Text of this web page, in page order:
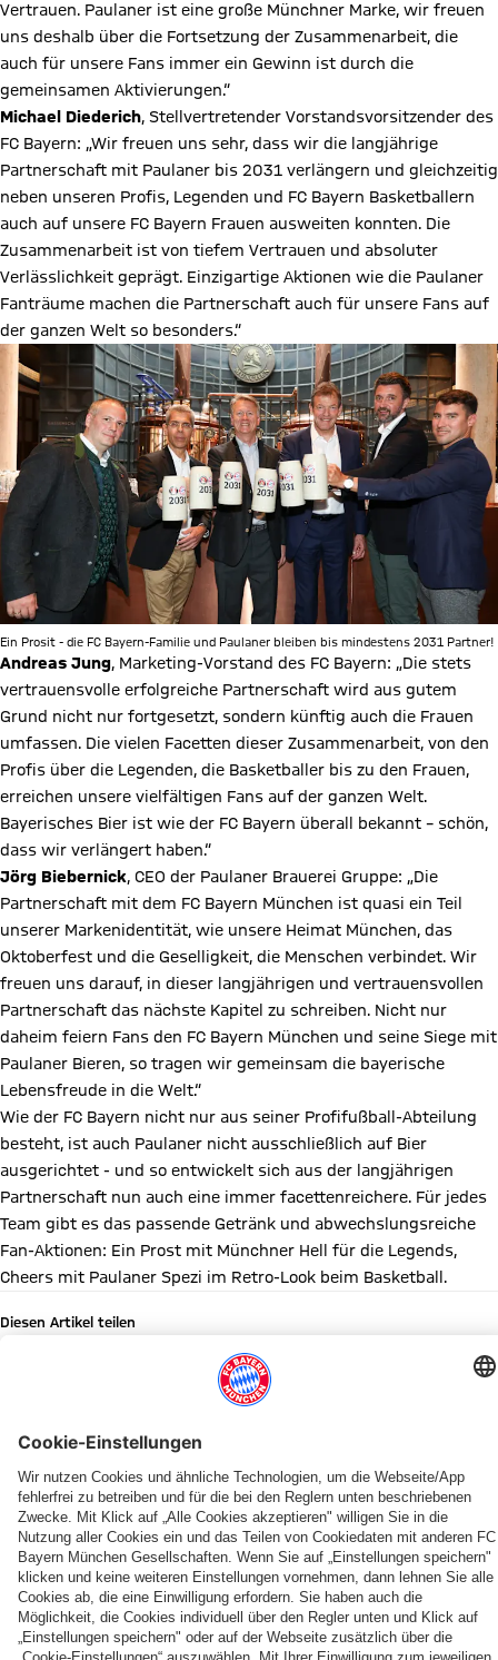
Vertrauen. Paulaner ist eine große Münchner Marke, wir freuen
uns deshalb über die Fortsetzung der Zusammenarbeit, die
auch für unsere Fans immer ein Gewinn ist durch die
gemeinsamen Aktivierungen.“
Michael Diederich, Stellvertretender Vorstandsvorsitzender des
FC Bayern: „Wir freuen uns sehr, dass wir die langjährige
Partnerschaft mit Paulaner bis 2031 verlängern und gleichzeitig
neben unseren Profis, Legenden und FC Bayern Basketballern
auch auf unsere FC Bayern Frauen ausweiten konnten. Die
Zusammenarbeit ist von tiefem Vertrauen und absoluter
Verlässlichkeit geprägt. Einzigartige Aktionen wie die Paulaner
Fanträume machen die Partnerschaft auch für unsere Fans auf
der ganzen Welt so besonders.“
Ein Prosit - die FC Bayern-Familie und Paulaner bleiben bis mindestens 2031 Partner!
Andreas Jung, Marketing-Vorstand des FC Bayern: „Die stets
vertrauensvolle erfolgreiche Partnerschaft wird aus gutem
Grund nicht nur fortgesetzt, sondern künftig auch die Frauen
umfassen. Die vielen Facetten dieser Zusammenarbeit, von den
Profis über die Legenden, die Basketballer bis zu den Frauen,
erreichen unsere vielfältigen Fans auf der ganzen Welt.
Bayerisches Bier ist wie der FC Bayern überall bekannt – schön,
dass wir verlängert haben.“
Jörg Biebernick, CEO der Paulaner Brauerei Gruppe: „Die
Partnerschaft mit dem FC Bayern München ist quasi ein Teil
unserer Markenidentität, wie unsere Heimat München, das
Oktoberfest und die Geselligkeit, die Menschen verbindet. Wir
freuen uns darauf, in dieser langjährigen und vertrauensvollen
Partnerschaft das nächste Kapitel zu schreiben. Nicht nur
daheim feiern Fans den FC Bayern München und seine Siege mit
Paulaner Bieren, so tragen wir gemeinsam die bayerische
Lebensfreude in die Welt.“
Wie der FC Bayern nicht nur aus seiner Profifußball-Abteilung
besteht, ist auch Paulaner nicht ausschließlich auf Bier
ausgerichtet - und so entwickelt sich aus der langjährigen
Partnerschaft nun auch eine immer facettenreichere. Für jedes
Team gibt es das passende Getränk und abwechslungsreiche
Fan-Aktionen: Ein Prost mit Münchner Hell für die Legends,
Cheers mit Paulaner Spezi im Retro-Look beim Basketball.
Diesen Artikel teilen
WEITERE NEWS
NEWS
Der
FC
Bayern
stellt
Bauantrag
BUNDESLIGA
Zum
BBL-
Start
zwei
Topspiele
PRESEASON
Teampräsentation
der
Bayern
mit
Testspiel
KADERUPDATE
Miles
&
More
bis
2028:
INFOS
Pokal-
Wochenende
im
SAP
Garden
SAISON 2026/27
Heimspiel-
Start
im
SAP
Garden
SAISON 2025/2026
Starke
Bayern-
Zahlen
MEDIENRUNDE
„Wir
wollen
in
der
EuroLeague
PARTNER